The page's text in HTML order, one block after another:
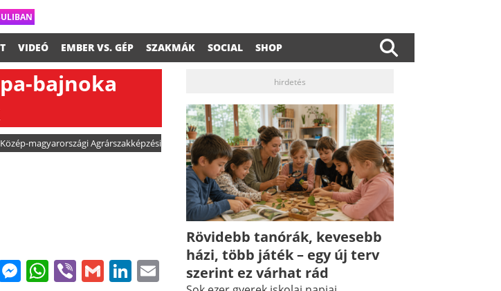
VIDEÓ EMBER VS. GÉP SZAKMÁK SOCIAL SHOP
bajnoka
Közép-magyarországi Agrárszakképzési
Messenger
WhatsApp
ViberGmailLinkedIn
Email
hirdetés
Rövidebb tanórák, kevesebb
házi, több játék – egy új terv
szerint ez várhat rád